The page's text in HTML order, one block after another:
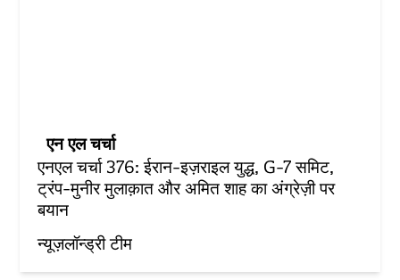
एन एल चर्चा
एनएल चर्चा 376: ईरान-इज़राइल युद्ध, G-7 समिट,
ट्रंप-मुनीर मुलाक़ात और अमित शाह का अंग्रेज़ी पर
बयान
न्यूज़लॉन्ड्री टीम